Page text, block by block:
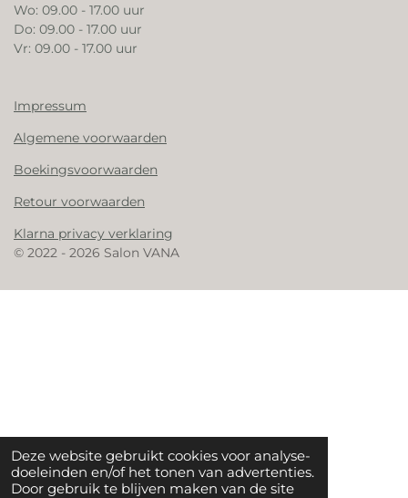
Deze website gebruikt cookies voor analyse-
doeleinden en/of het tonen van advertenties.
Door gebruik te blijven maken van de site
Wo: 09.00 - 17.00 uur
Do: 09.00 - 17.00 uur
Vr: 09.00 - 17.00 uur
Impressum
Algemene voorwaarden
Boekingsvoorwaarden
Retour voorwaarden
Klarna privacy verklaring
© 2022 - 2026 Salon VANA